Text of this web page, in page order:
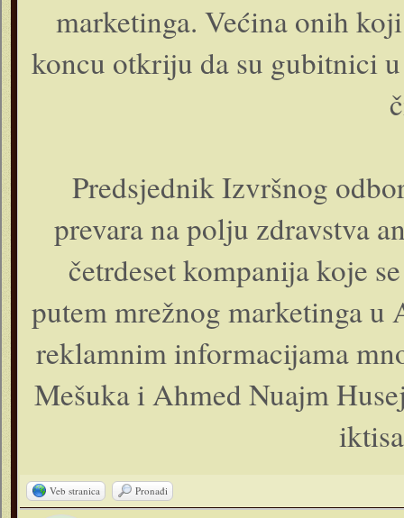
marketinga. Većina onih
koncu otkriju da su gubitnici
Predsjednik Izvršnog
prevara na polju zdravstva
četrdeset kompanija koje
putem mrežnog marketinga
reklamnim informacijama
Mešuka i Ahmed Nuajm
Veb stranica Pronađi